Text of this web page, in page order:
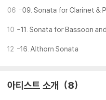
06 -09. Sonata for Clarinet &
10 -11. Sonata for Bassoon
12 -16. Althorn Sonata
아티스트 소개 8